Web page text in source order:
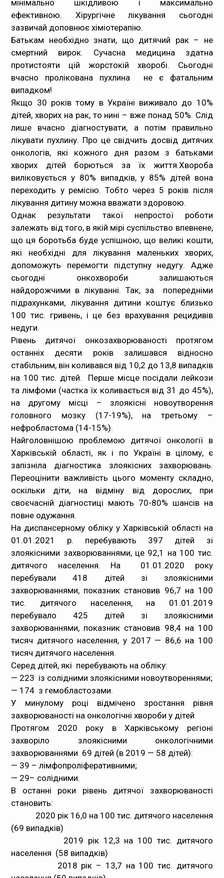
мінімально шкідливою і максимально
ефективною. Хірургічне лікування сьогодні
зазвичай доповнює хіміотерапію.
Батькам необхідно знати, що дитячий рак – не
смертний вирок. Сучасна медицина здатна
протистояти цій жорстокій хворобі. Сьогодні
вчасно пролікована пухлина не є фатальним
випадком!
Якщо 30 років тому в Україні виживало до 10%
дітей, хворих на рак, то нині – вже понад 50%. Слід
лише вчасно діагностувати, а потім правильно
лікувати пухлину. Про це свідчить досвід дитячих
онкологів, які кожного дня разом з батьками
хворих дітей борються за їх життя.Хвороба
виліковується у 80% випадків, у 85% дітей вона
переходить у ремісію. Тобто через 5 років після
лікування дитину можна вважати здоровою.
Однак результати такої непростої роботи
залежать від того, в якій мірі суспільство впевнене,
що ця боротьба буде успішною, що великі кошти,
які необхідні для лікування маленьких хворих,
допоможуть перемогти підступну недугу. Адже
сьогодні онкохвороби залишаються
найдорожчими в лікуванні. Так, за попередніми
підрахунками, лікування дитини коштує близько
100 тис. гривень, і це без врахування рецидивів
недуги.
Рівень дитячої онкозахворюваності протягом
останніх десяти років залишався відносно
стабільним, він коливався від 10,2 до 13,8 випадків
на 100 тис. дітей. Перше місце посідали лейкози
та лімфоми (частка їх коливається від 31 до 45%),
на другому місці – злоякісні новоутворення
головного мозку (17-19%), на третьому –
нефробластома (14-15%).
Найголовнішою проблемою дитячої онкології в
Харківській області, як і по Україні в цілому, є
запізніла діагностика злоякісних захворювань.
Переоцінити важливість цього моменту складно,
оскільки діти, на відміну від дорослих, при
своєчасній діагностиці мають 70-80% шансів на
повне одужання.
На диспансерному обліку у Харківській області на
01.01.2021 р. перебувають 397 дітей зі
злоякісними захворюваннями, це 92,1 на 100 тис.
дитячого населення. На 01.01.2020 року
перебували 418 дітей зі злоякісними
захворюваннями, показник становив 96,7 на 100
тис. дитячого населення, на 01.01.2019
перебувало 425 дітей зі злоякісними
захворюваннями, показник становив 98,4 на 100
тисяч дитячого населення, у 2017 — 86,6 на 100
тисяч дитячого населення.
Серед дітей, які перебувають на обліку:
— 223 із солідними злоякісними новоутвореннями;
— 174 з гемобластозами.
У минулому році відмічено зростання рівня
захворюваності на онкологічні хвороби у дітей
Протягом 2020 року в Харківському регіоні
захворіло злоякісними онкологічними
захворюваннями 69 дітей (в 2019 — 58 дітей):
— 39 – лімфопроліферативними;
— 29– солідними.
В останні роки рівень дитячої захворюваності
становить:
2020 рік 16,0 на 100 тис. дитячого населення
(69 випадків)
2019 рік 12,3 на 100 тис. дитячого
населення (58 випадків)
2018 рік – 13,7 на 100 тис. дитячого